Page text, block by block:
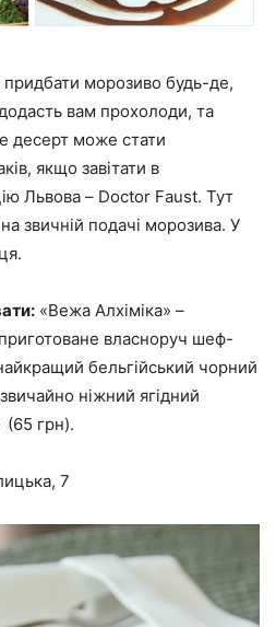
морозиво будь-де,
вам прохолоди, та
десерт може стати
якщо завітати в
Львова – Doctor Faust. Тут
звичній подачі морозива. У
«Вежа Алхіміка» –
власноруч шеф-
бельгійський чорний
ніжний ягідний
(65 грн).
7